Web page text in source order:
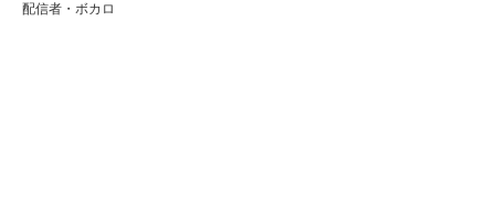
配信者・ボカロ